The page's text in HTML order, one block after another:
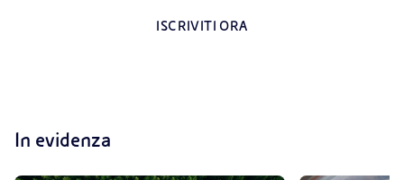
ISCRIVITI ORA
In evidenza